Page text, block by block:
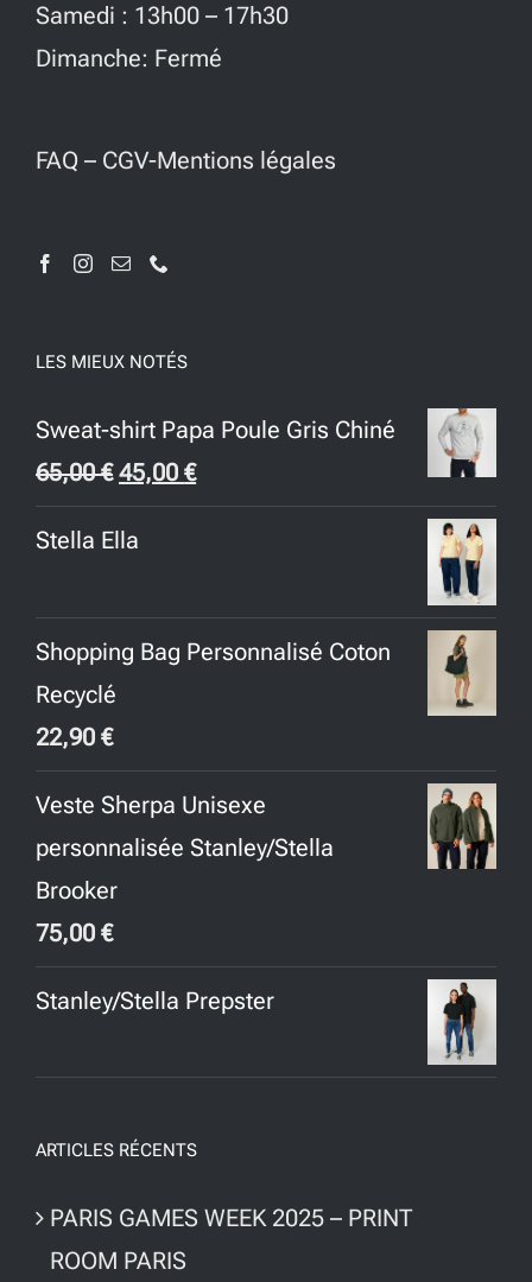
Samedi : 13h00 – 17h30
Dimanche: Fermé
FAQ – CGV-Mentions légales
LES MIEUX NOTÉS
Sweat-shirt Papa Poule Gris Chiné
65,00€ Le
prix
initial
65,00 €.
45,00€Le
prix
45,00 €.
Stella Ella
Shopping Bag Personnalisé Coton
Recyclé
22,90€
Veste Sherpa Unisexe
personnalisée Stanley/Stella
Brooker
75,00€
Stanley/Stella Prepster
ARTICLES RÉCENTS
PARIS GAMES WEEK 2025 – PRINT
ROOM PARIS